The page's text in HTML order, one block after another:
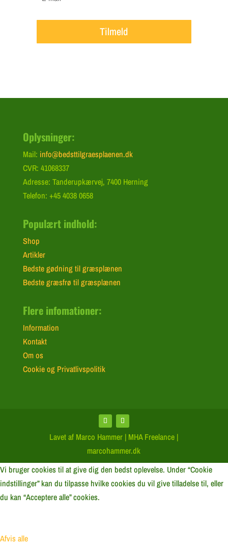
Tilmeld
Oplysninger:
Mail: info@bedsttilgraesplaenen.dk
CVR: 41068337
Adresse: Tanderupkærvej, 7400 Herning
Telefon: +45 4038 0658
Populært indhold:
Shop
Artikler
Bedste gødning til græsplænen
Bedste græsfrø til græsplænen
Flere infomationer:
Information
Kontakt
Om os
Cookie og Privatlivspolitik
Lavet af Marco Hammer | MHA Freelance |
marcohammer.dk
Vi bruger cookies til at give dig den bedst oplevelse. Under “Cookie
indstillinger” kan du tilpasse hvilke cookies du vil give tilladelse til, eller
du kan “Acceptere alle” cookies.
Afvis alle